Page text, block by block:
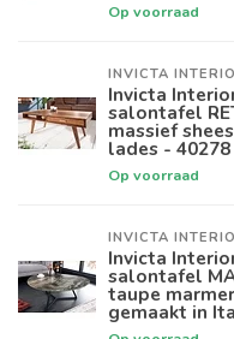
Op voorraad
INVICTA
Invicta
salontafel
massief
lades - 40278
Op voorraad
INVICTA
Invicta
salontafel
taupe
gemaakt in